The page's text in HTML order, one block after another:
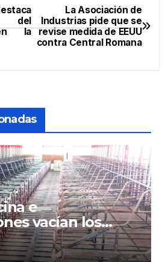
La Asociación de
Industrias pide que se
revise medida de EEUU
contra Central Romana
la
e
vacían los
Monte Adentro en